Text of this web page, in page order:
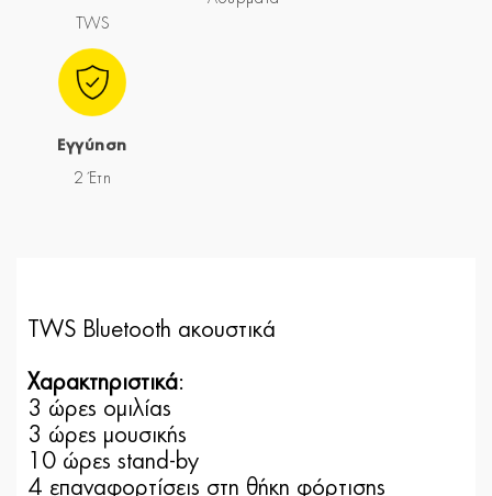
TWS
Εγγύηση
2 Έτη
TWS Bluetooth ακουστικά
Χαρακτηριστικά:
3 ώρες ομιλίας
3 ώρες μουσικής
10 ώρες stand-by
4 επαναφορτίσεις στη θήκη φόρτισης